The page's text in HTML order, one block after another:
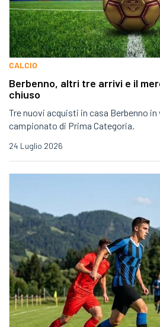
CALCIO
Berbenno, altri tre arrivi e il
chiuso
Tre nuovi acquisti in casa Berbenno
campionato di Prima Categoria.
24 Luglio 2026